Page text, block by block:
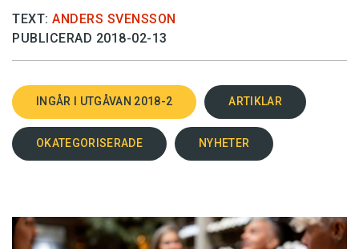
TEXT: ANDERS SVENSSON
PUBLICERAD 2018-02-13
INGÅR I UTGÅVAN 2018-2 ARTIKLAR
OKATEGORISERADE NYHETER